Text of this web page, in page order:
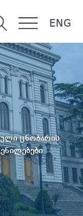
ENG
ცნობარის